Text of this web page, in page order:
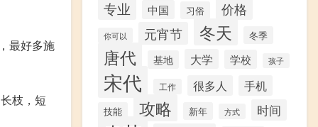
最好多施
枝，短
专业 中国 习俗 价格
你可以 元宵节 冬天 冬季
唐代 基地 大学 学校 孩子
宋代 工作 很多人 手机
技能 攻略 新年 方式 时间